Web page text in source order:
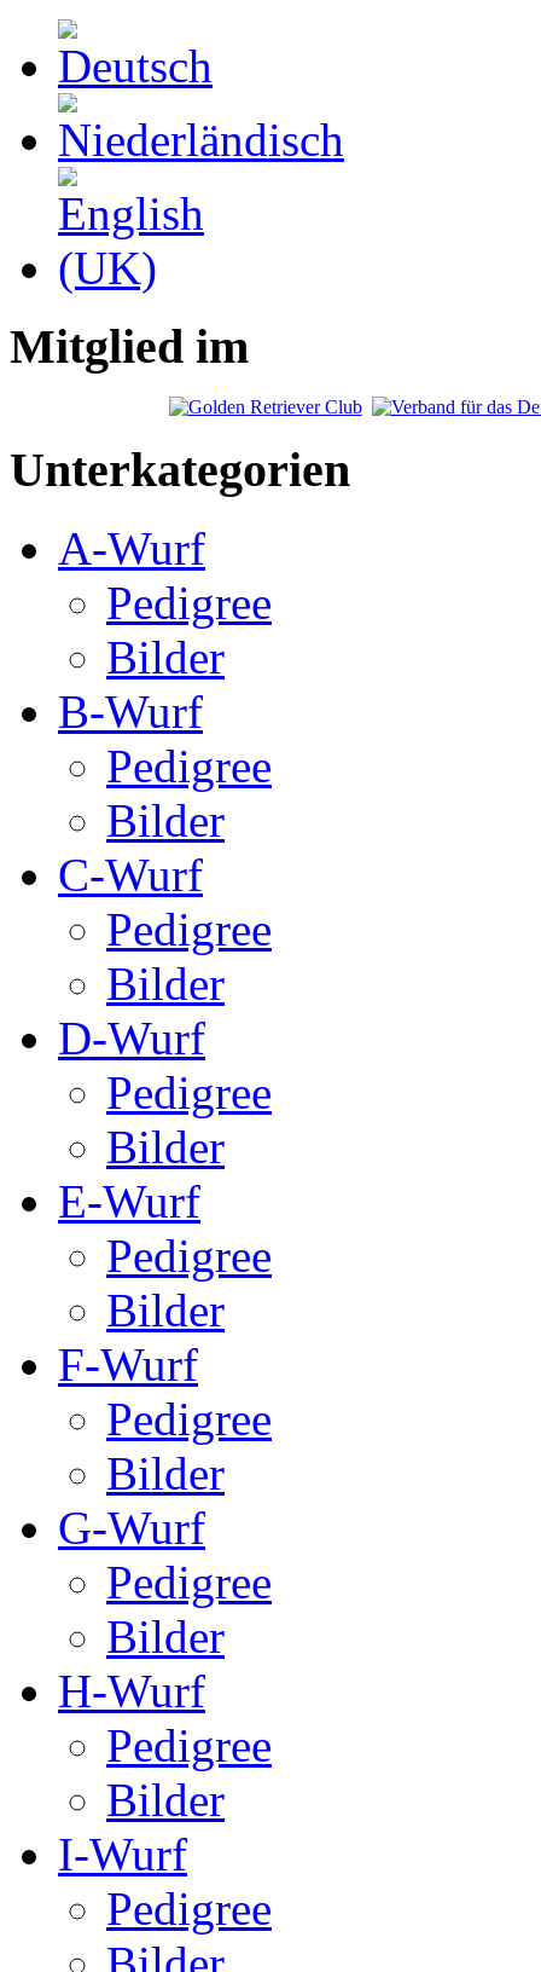
Mitglied im
Unterkategorien
A-Wurf
Pedigree
Bilder
B-Wurf
Pedigree
Bilder
C-Wurf
Pedigree
Bilder
D-Wurf
Pedigree
Bilder
E-Wurf
Pedigree
Bilder
F-Wurf
Pedigree
Bilder
G-Wurf
Pedigree
Bilder
H-Wurf
Pedigree
Bilder
I-Wurf
Pedigree